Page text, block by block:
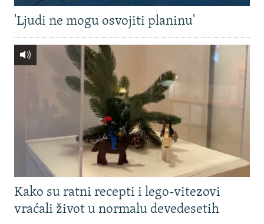
'Ljudi ne mogu osvojiti planinu'
Kako su ratni recepti i lego-vitezovi
vraćali život u normalu devedesetih